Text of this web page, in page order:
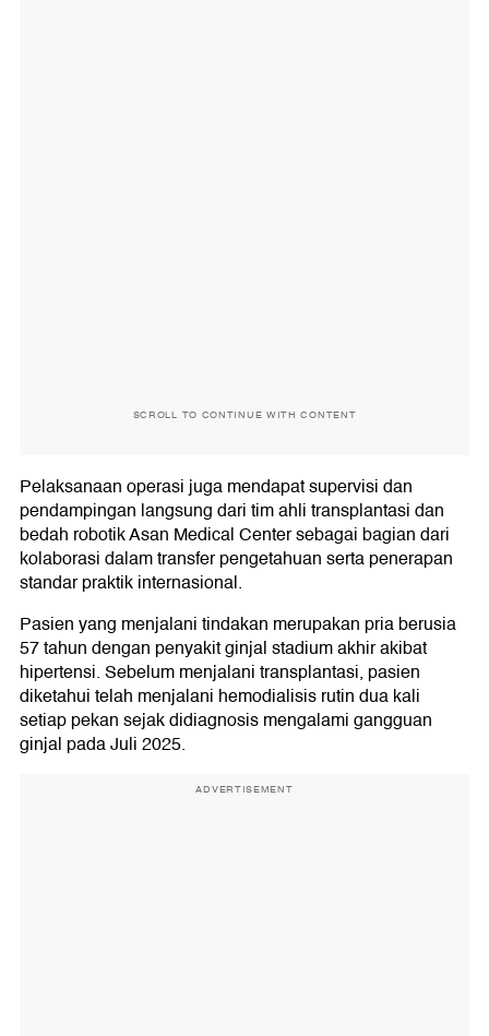
SCROLL TO CONTINUE WITH CONTENT
Pelaksanaan operasi juga mendapat supervisi dan
pendampingan langsung dari tim ahli transplantasi dan
bedah robotik Asan Medical Center sebagai bagian dari
kolaborasi dalam transfer pengetahuan serta penerapan
standar praktik internasional.
Pasien yang menjalani tindakan merupakan pria berusia
57 tahun dengan penyakit ginjal stadium akhir akibat
hipertensi. Sebelum menjalani transplantasi, pasien
diketahui telah menjalani hemodialisis rutin dua kali
setiap pekan sejak didiagnosis mengalami gangguan
ginjal pada Juli 2025.
ADVERTISEMENT